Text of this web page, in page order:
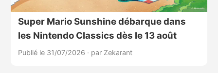
Super Mario Sunshine débarque dans
les Nintendo Classics dès le 13 août
Publié le 31/07/2026 · par Zekarant